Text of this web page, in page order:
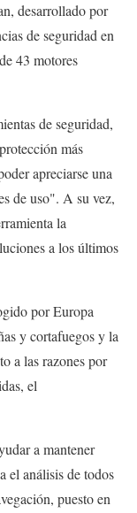
desarrollado por
de seguridad en
43 motores
de seguridad,
más
apreciarse una
de uso". A su vez,
la
a los últimos
por Europa
y cortafuegos y la
a las razones por
el
a mantener
el análisis de todos
puesto en